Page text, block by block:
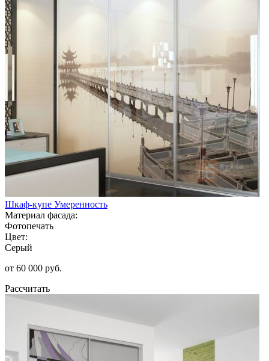
Шкаф-купе Умеренность
Материал фасада:
Фотопечать
Цвет:
Серый
от 60 000 руб.
Рассчитать